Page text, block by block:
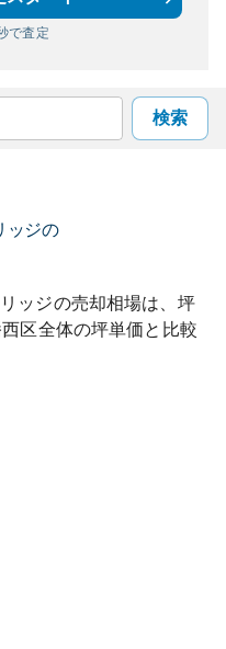
で査定
検索
ッジの
ッジの売却相場は、坪
区全体の坪単価と比較